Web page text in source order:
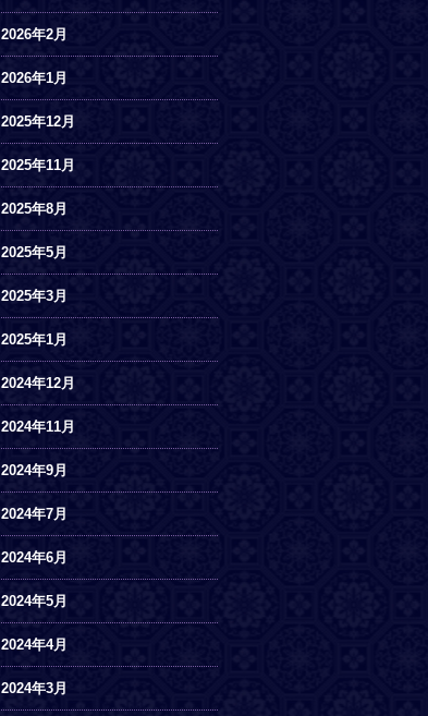
2026年2月
2026年1月
2025年12月
2025年11月
2025年8月
2025年5月
2025年3月
2025年1月
2024年12月
2024年11月
2024年9月
2024年7月
2024年6月
2024年5月
2024年4月
2024年3月